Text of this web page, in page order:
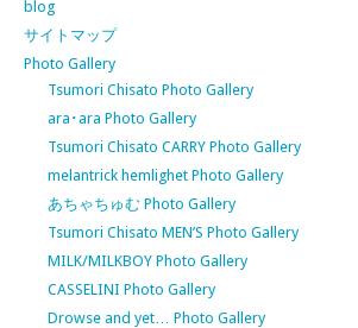
blog
サイトマップ
Photo Gallery
Tsumori Chisato Photo Gallery
ara･ara Photo Gallery
Tsumori Chisato CARRY Photo Gallery
melantrick hemlighet Photo Gallery
あちゃちゅむ Photo Gallery
Tsumori Chisato MEN’S Photo Gallery
MILK/MILKBOY Photo Gallery
CASSELINI Photo Gallery
Drowse and yet… Photo Gallery